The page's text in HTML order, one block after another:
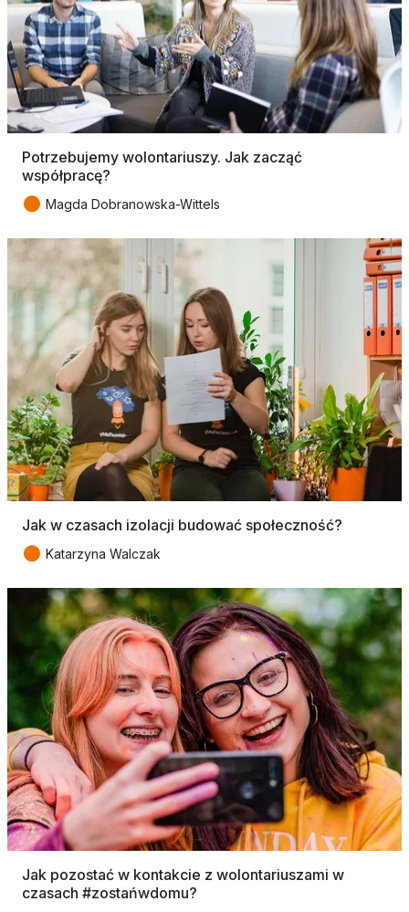
Potrzebujemy wolontariuszy. Jak zacząć
współpracę?
● Magda Dobranowska-Wittels
Jak w czasach izolacji budować społeczność?
● Katarzyna Walczak
Jak pozostać w kontakcie z wolontariuszami w
czasach #zostańwdomu?